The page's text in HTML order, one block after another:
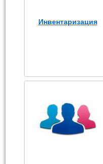
Инвентаризация